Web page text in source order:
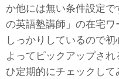
か他には無い条件設定
の英語塾講師」の在宅
しっかりしているので
よってピックアップさ
ひ定期的にチェックして